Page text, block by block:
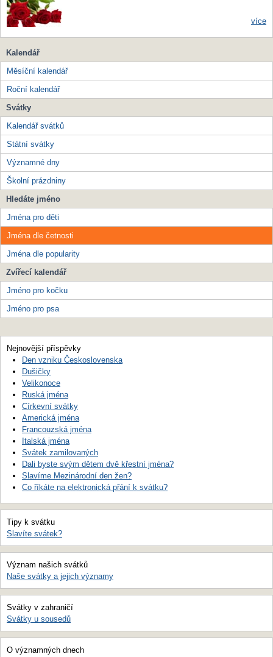
více
Kalendář
Měsíční kalendář
Roční kalendář
Svátky
Kalendář svátků
Státní svátky
Významné dny
Školní prázdniny
Hledáte jméno
Jména pro děti
Jména dle četnosti
Jména dle popularity
Zvířecí kalendář
Jméno pro kočku
Jméno pro psa
Nejnovější příspěvky
Den vzniku Československa
Dušičky
Velikonoce
Ruská jména
Církevní svátky
Americká jména
Francouzská jména
Italská jména
Svátek zamilovaných
Dali byste svým dětem dvě křestní jména?
Slavíme Mezinárodní den žen?
Co říkáte na elektronická přání k svátku?
Tipy k svátku
Slavíte svátek?
Význam našich svátků
Naše svátky a jejich významy
Svátky v zahraničí
Svátky u sousedů
O významných dnech